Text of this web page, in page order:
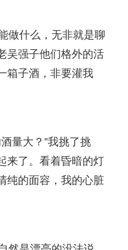
做什么，无非就是聊
吴强子他们格外的活
箱子酒，非要灌我
量大？”我挑了挑
来了。看着昏暗的灯
纯的面容，我的心脏